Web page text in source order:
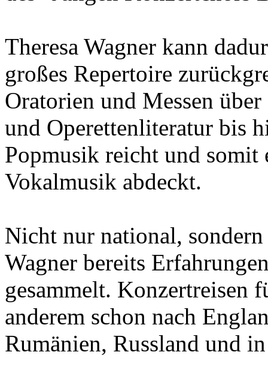
Theresa Wagner kann
großes Repertoire
Oratorien und Messen
und Operettenliteratur bis
Popmusik reicht und somit
Vokalmusik abdeckt.
Nicht nur national,
Wagner bereits
gesammelt. Konzertreisen
anderem schon nach
Rumänien, Russland und